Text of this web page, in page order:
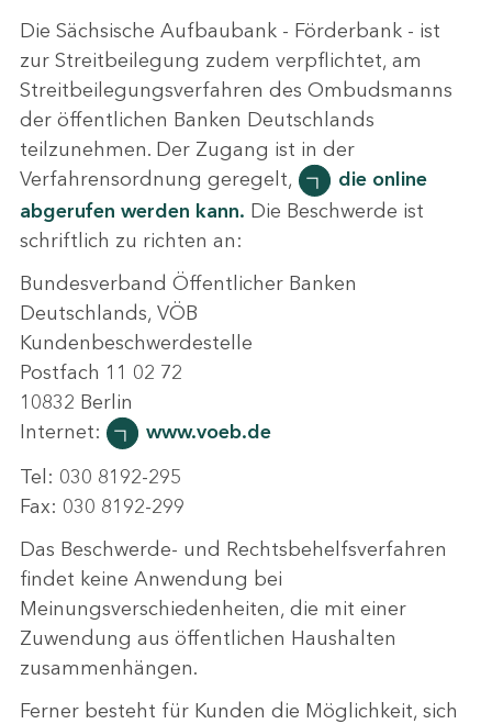
Die Sächsische Aufbaubank - Förderbank - ist
zur Streitbeilegung zudem verpflichtet, am
Streitbeilegungsverfahren des Ombudsmanns
der öffentlichen Banken Deutschlands
teilzunehmen. Der Zugang ist in der
Verfahrensordnung geregelt,
die online
abgerufen werden kann. Die Beschwerde ist
schriftlich zu richten an:
Bundesverband Öffentlicher Banken
Deutschlands, VÖB
Kundenbeschwerdestelle
Postfach 11 02 72
10832 Berlin
Internet:
www.voeb.de
Tel: 030 8192-295
Fax: 030 8192-299
Das Beschwerde- und Rechtsbehelfsverfahren
findet keine Anwendung bei
Meinungsverschiedenheiten, die mit einer
Zuwendung aus öffentlichen Haushalten
zusammenhängen.
Ferner besteht für Kunden die Möglichkeit, sich